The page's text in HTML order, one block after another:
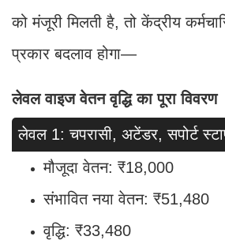
को मंजूरी मिलती है, तो केंद्रीय
प्रकार बदलाव होगा—
लेवल वाइज वेतन वृद्धि का पूरा विवरण
लेवल 1: चपरासी, अटेंडर, सपोर्ट
मौजूदा वेतन: ₹18,000
संभावित नया वेतन: ₹51,480
वृद्धि: ₹33,480